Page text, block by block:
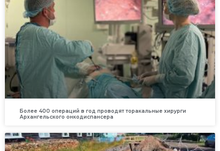
Более 400 операций в год проводят торакальные хирурги
Архангельского онкодиспансера